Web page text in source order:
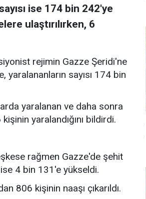
ise 174 bin 242'ye
ulaştırılırken, 6
rejimin Gazze Şeridi'ne
yaralananların sayısı 174 bin
yaralanan ve daha sonra
kişinin yaralandığını bildirdi.
rağmen Gazze'de şehit
ise 4 bin 131'e yükseldi.
806 kişinin naaşı çıkarıldı.